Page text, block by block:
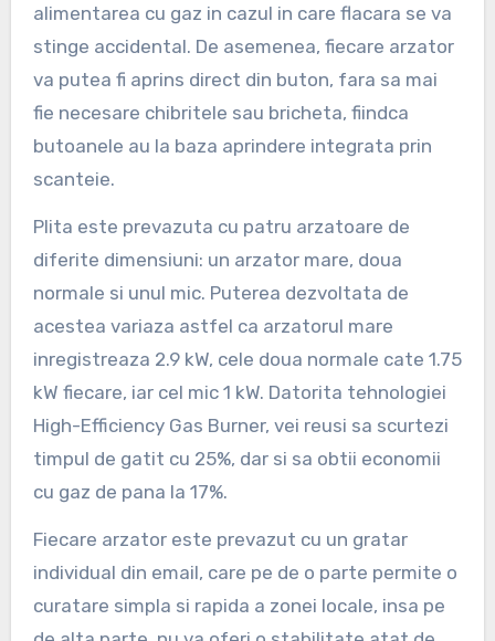
alimentarea cu gaz in cazul in care flacara se va
stinge accidental. De asemenea, fiecare arzator
va putea fi aprins direct din buton, fara sa mai
fie necesare chibritele sau bricheta, fiindca
butoanele au la baza aprindere integrata prin
scanteie.
Plita este prevazuta cu patru arzatoare de
diferite dimensiuni: un arzator mare, doua
normale si unul mic. Puterea dezvoltata de
acestea variaza astfel ca arzatorul mare
inregistreaza 2.9 kW, cele doua normale cate 1.75
kW fiecare, iar cel mic 1 kW. Datorita tehnologiei
High-Efficiency Gas Burner, vei reusi sa scurtezi
timpul de gatit cu 25%, dar si sa obtii economii
cu gaz de pana la 17%.
Fiecare arzator este prevazut cu un gratar
individual din email, care pe de o parte permite o
curatare simpla si rapida a zonei locale, insa pe